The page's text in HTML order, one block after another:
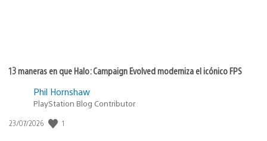
13 maneras en que Halo: Campaign Evolved moderniza el icónico FPS
Phil Hornshaw
PlayStation Blog Contributor
Fecha
23/07/2026 1